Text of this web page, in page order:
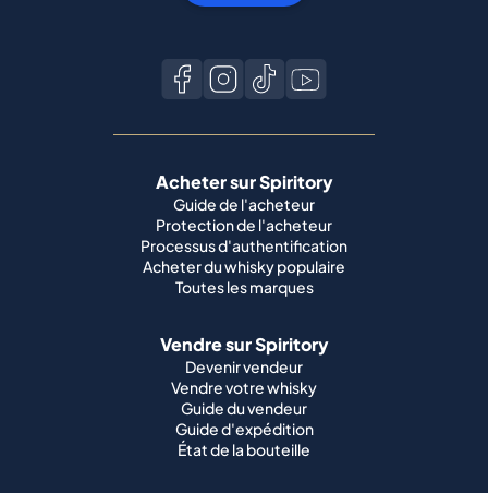
Acheter sur Spiritory
Guide de l'acheteur
Protection de l'acheteur
Processus d'authentification
Acheter du whisky populaire
Toutes les marques
Vendre sur Spiritory
Devenir vendeur
Vendre votre whisky
Guide du vendeur
Guide d'expédition
État de la bouteille